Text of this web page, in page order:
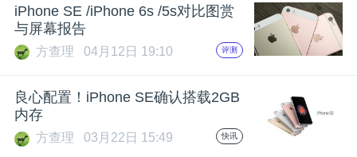
搞
机
iPhone SE /iPhone 6s /5s对比图赏
与屏幕报告
方查理 04月12日 19:10 评测
良心配置！iPhone SE确认搭载2GB
内存
方查理 03月22日 15:49 快讯